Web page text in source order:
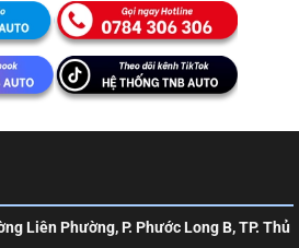
Liên Phường, P. Phước Long B, TP. Thủ